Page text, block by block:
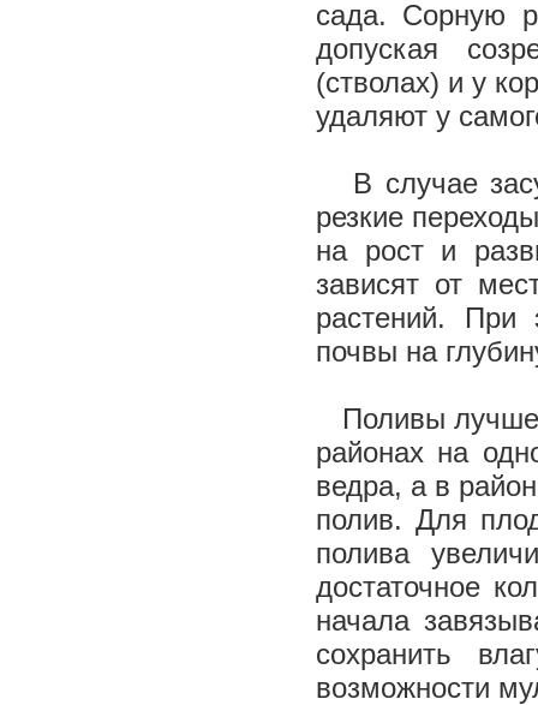
сада. Сорную
допуская
(стволах) и у
удаляют у
В случае
резкие
на рост и
зависят от
растений. При
почвы на
Поливы лучше
районах на
ведра, а в
полив. Для
полива
достаточное
начала
сохранить
возможности